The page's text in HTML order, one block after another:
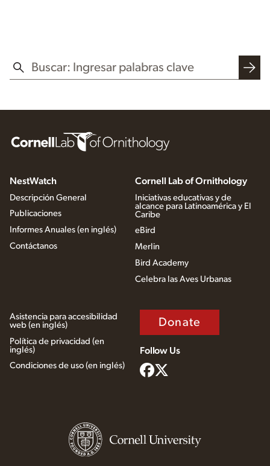
BUSCAR EN ESTE SITIO WEB
NestWatch
Descripción General
Publicaciones
Informes Anuales (en inglés)
Contáctanos
Cornell Lab of Ornithology
Iniciativas educativas y de
alcance para Latinoamérica y El
Caribe
eBird
Merlin
Bird Academy
Celebra las Aves Urbanas
Asistencia para accesibilidad
web (en inglés)
Política de privacidad (en
inglés)
Condiciones de uso (en inglés)
Donate
Follow Us